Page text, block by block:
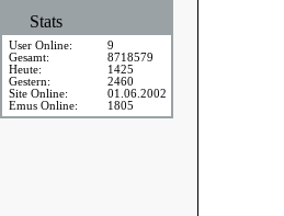
Stats
User Online:
9
Gesamt:
8718579
Heute:
1425
Gestern:
2460
Site Online:
01.06.2002
Emus Online:
1805